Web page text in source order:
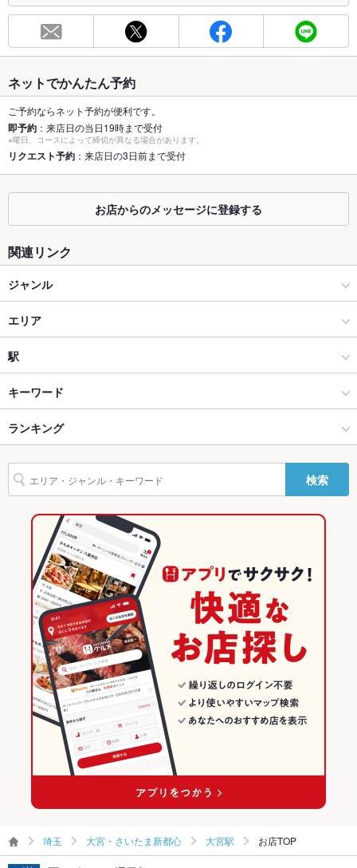
総席数 105席
最大宴会収
50人
個室
あり ：土日祝日昼＠11,000以上の会席利用。11：00～か14：
00～の2部制
座敷 なし
掘りごたつ
あり ：土日祝日昼＠11,000以上の会席利用。11：00～か14：
カウンター
ソファー
テラス席
貸切
設備
Wi-Fi あり
バリアフリ
ー
あり
英語メニュ
ー
あり
その他設備 －
その他
飲み放題 あり
食べ放題 なし
カクテル充実、焼酎充実、日本酒充実、ワイン充実
お子様連れ
お子様連れOK ：（乳児可、未就学児可、小学生可）、お子様
メニューあり、ベビーカー入店可
－
プライズ対
備考
ネットでかんたん予約
ご予約ならネット予約が便利です。
即予約 ：来店日の当日19時まで受付
※曜日、コースによって締切が異なる場合があります。
リクエスト予約 ：来店日の3日前まで受付
お店からのメッセージに登録する
関連リンク
ジャンル
和食
和食全般
大宮・さいたま新都心 × 和食
大宮・さいたま新都心 × 和食全般
大宮駅 × 和食
大宮駅 × 和食全般
鉄板焼き
大宮・さいたま新都心 × 洋食
大宮・さいたま新都心 × 鉄板焼き
大宮駅 × 洋食
大宮駅 × 鉄板焼き
エリア
大宮駅
大宮駅 × 和食
大宮駅 × 和食全般
大宮駅 × 洋食
大宮駅 × 鉄板焼き
埼玉 × 和食
埼玉 × 和食全般
埼玉 × 洋食
埼玉 × 鉄板焼き
駅
大宮駅
キーワード
会席料理
ランキング
埼玉のグルメランキング
埼玉の和食ランキング
大宮・さいたま新都心のグルメランキング
大宮・さいたま新都心の和食ランキング
大宮駅のグルメランキング
大宮駅の和食ランキング
検索
埼玉 大宮・さいたま新都心 大宮駅 お店TOP